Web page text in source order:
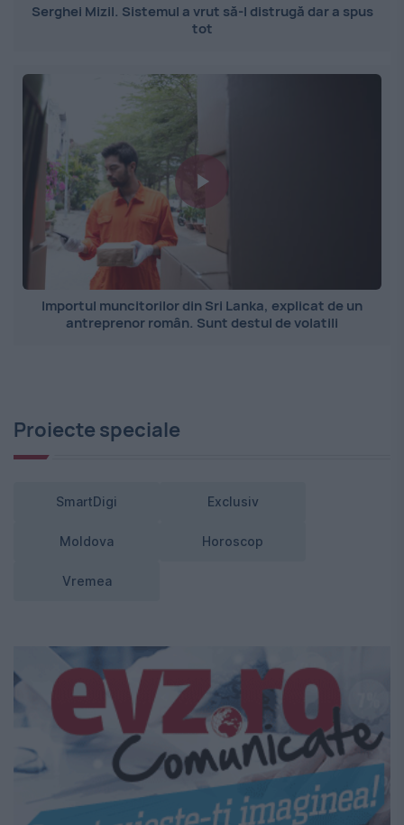
Serghei Mizil. Sistemul a vrut să-l distrugă dar a spus
tot
Importul muncitorilor din Sri Lanka, explicat de un
antreprenor român. Sunt destul de volatili
Proiecte speciale
SmartDigi Exclusiv
Moldova Horoscop
Vremea